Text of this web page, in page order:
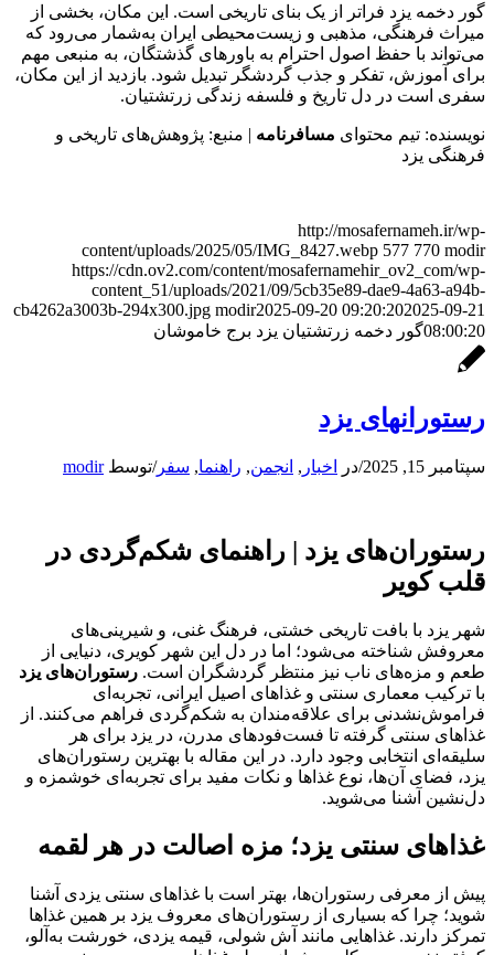
گور دخمه یزد فراتر از یک بنای تاریخی است. این مکان، بخشی از
میراث فرهنگی، مذهبی و زیست‌محیطی ایران به‌شمار می‌رود که
می‌تواند با حفظ اصول احترام به باورهای گذشتگان، به منبعی مهم
برای آموزش، تفکر و جذب گردشگر تبدیل شود. بازدید از این مکان،
سفری است در دل تاریخ و فلسفه زندگی زرتشتیان.
نویسنده: تیم محتوای مسافرنامه | منبع: پژوهش‌های تاریخی و
فرهنگی یزد
http://mosafernameh.ir/wp-
content/uploads/2025/05/IMG_8427.webp 577 770 modir
https://cdn.ov2.com/content/mosafernamehir_ov2_com/wp-
content_51/uploads/2021/09/5cb35e89-dae9-4a63-a94b-
cb4262a3003b-294x300.jpg modir2025-09-20 09:20:202025-09-21
08:00:20گور دخمه زرتشتیان یزد برج خاموشان
رستورانهای یزد
سپتامبر 15, 2025 /در اخبار , انجمن, راهنما, سفر/توسطmodir
رستوران‌های یزد | راهنمای شکم‌گردی در
قلب کویر
شهر یزد با بافت تاریخی خشتی، فرهنگ غنی، و شیرینی‌های
معروفش شناخته می‌شود؛ اما در دل این شهر کویری، دنیایی از
طعم و مزه‌های ناب نیز منتظر گردشگران است. رستوران‌های یزد
با ترکیب معماری سنتی و غذاهای اصیل ایرانی، تجربه‌ای
فراموش‌نشدنی برای علاقه‌مندان به شکم‌گردی فراهم می‌کنند. از
غذاهای سنتی گرفته تا فست‌فودهای مدرن، در یزد برای هر
سلیقه‌ای انتخابی وجود دارد. در این مقاله با بهترین رستوران‌های
یزد، فضای آن‌ها، نوع غذاها و نکات مفید برای تجربه‌ای خوشمزه و
دل‌نشین آشنا می‌شوید.
غذاهای سنتی یزد؛ مزه اصالت در هر لقمه
پیش از معرفی رستوران‌ها، بهتر است با غذاهای سنتی یزدی آشنا
شوید؛ چرا که بسیاری از رستوران‌های معروف یزد بر همین غذاها
تمرکز دارند. غذاهایی مانند آش شولی، قیمه یزدی، خورشت به‌آلو،